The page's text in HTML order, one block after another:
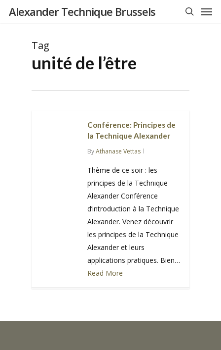
SkipAlexander Technique Brussels
Tag
unité de l’être
Conférence: Principes de
la Technique Alexander
ByAthanase Vettas
Thème de ce soir : les
principes de la Technique
Alexander Conférence
d’introduction à la Technique
Alexander. Venez découvrir
les principes de la Technique
Alexander et leurs
applications pratiques. Bien…
Read More